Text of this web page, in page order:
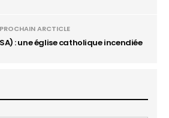
PROCHAIN ARCTICLE
: une église catholique incendiée